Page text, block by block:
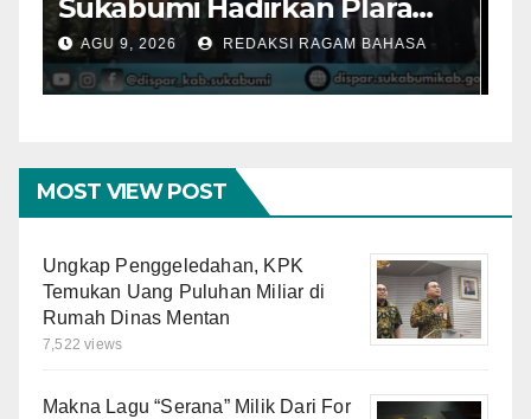
Sukabumi Hadirkan Plara
Fest 2026, Ali Iskandar:
Budaya Jadi Kekuatan
AGU 9, 2026 REDAKSI RAGAM BAHASA
MOST VIEW POST
Ungkap Penggeledahan, KPK
Temukan Uang Puluhan Miliar di
Rumah Dinas Mentan
7,522 views
Makna Lagu “Serana” Milik Dari For